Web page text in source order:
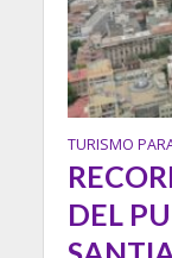
TURISMO
DEL